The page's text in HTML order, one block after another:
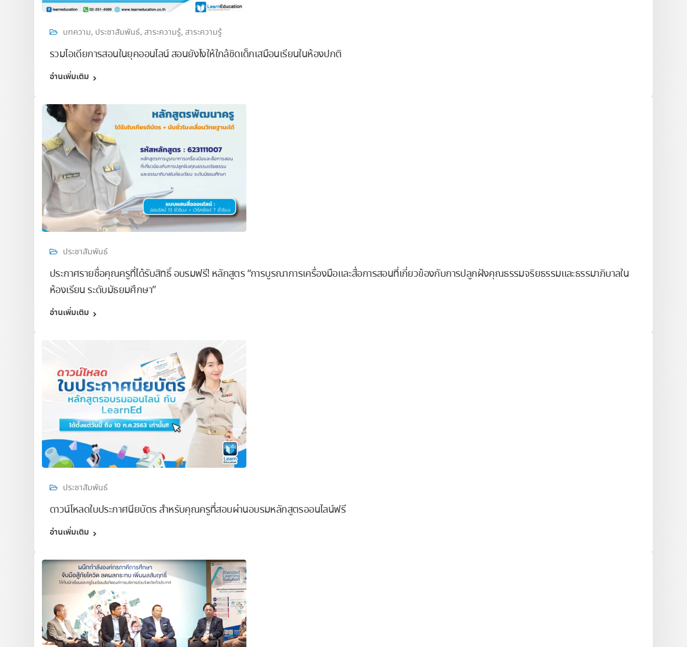
บทความ, ประชาสัมพันธ์, สาระความรู้, สาระความรู้
รวมไอเดียการสอนในยุคออนไลน์ สอนยังไงให้ใกล้ชิดเด็กเสมือนเรียนในห้องปกติ
อ่านเพิ่มเติม
ประชาสัมพันธ์
ประกาศรายชื่อคุณครูที่ได้รับสิทธิ์ อบรมฟรี! หลักสูตร “การบูรณาการเครื่องมือและสื่อการสอนที่เกี่ยวข้องกับการปลูกฝังคุณธรรมจริยธรรมและธรรมาภิบาลใน
ห้องเรียน ระดับมัธยมศึกษา”
อ่านเพิ่มเติม
ประชาสัมพันธ์
ดาวน์โหลดใบประกาศนียบัตร สำหรับคุณครูที่สอบผ่านอบรมหลักสูตรออนไลน์ฟรี
อ่านเพิ่มเติม